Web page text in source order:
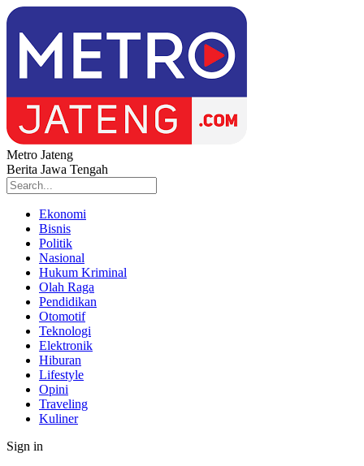
Metro Jateng
Berita Jawa Tengah
Ekonomi
Bisnis
Politik
Nasional
Hukum Kriminal
Olah Raga
Pendidikan
Otomotif
Teknologi
Elektronik
Hiburan
Lifestyle
Opini
Traveling
Kuliner
Sign in